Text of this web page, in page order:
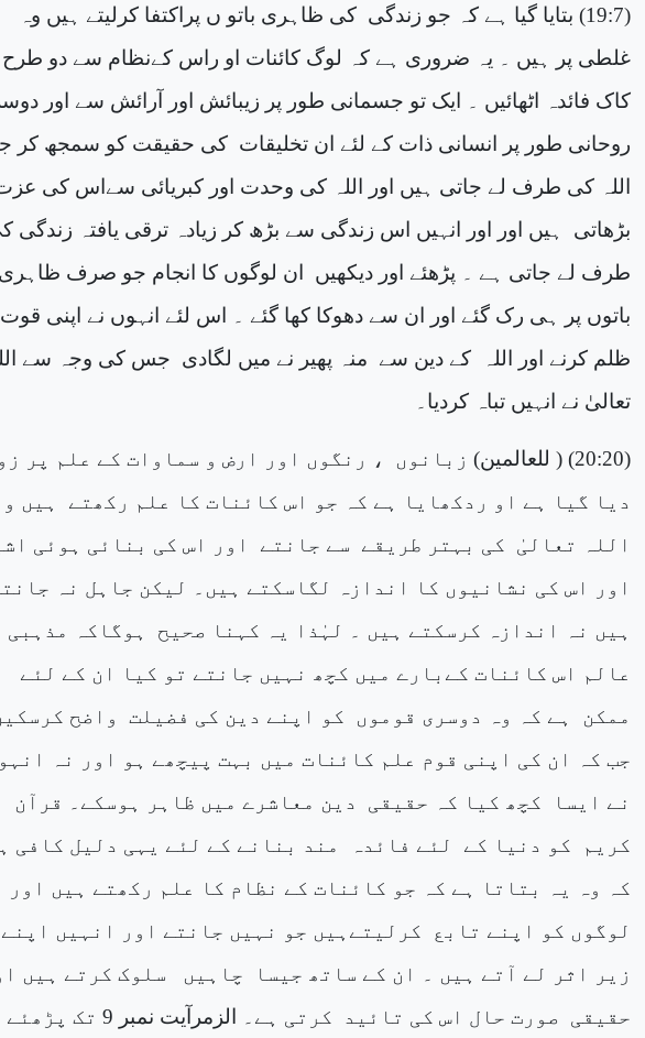
(19:7) بتایا گیا ہے کہ جو زندگی
کی ظاہری باتو ں پراکتفا کرلیتے ہیں وہ
غلطی پر ہیں ۔ یہ ضروری ہے کہ لوگ کائنات او راس کےنظام سے دو طرح
کاک فائدہ اٹھائیں ۔ ایک تو جسمانی طور پر زیبائش اور آرائش سے اور
روحانی طور پر انسانی ذات کے لئے ان تخلیقات کی حقیقت کو سمجھ کر
اللہ کی طرف لے جاتی ہیں اور اللہ کی وحدت اور کبریائی سےاس کی
بڑھاتی
ہیں اور اور انہیں اس زندگی سے بڑھ کر زیادہ ترقی یافتہ زندگی
طرف لے جاتی ہے ۔ پڑھئے اور دیکھیں ان لوگوں کا انجام جو صرف ظاہری
باتوں پر ہی رک گئے اور ان سے دھوکا کھا گئے ۔ اس لئے انہوں نے اپنی قوت
ظلم کرنے اور اللہ
کے دین سے منہ پھیر نے میں لگادی جس کی وجہ سے
تعالیٰ نے انہیں تباہ کردیا۔
(20:20) ( للعالمین) زبانوں
، رنگوں اور ارض و سماوات کے علم پر
دیا گیا ہے او ردکھایا ہے کہ جو اس کائنات کا علم رکھتے
ہیں
اللہ تعالیٰ
کی بہتر طریقے سے جانتے
اور اس کی بنائی ہوئی
اور اس کی نشانیوں کا اندازہ لگاسکتے ہیں۔ لیکن جاہل نہ
ہیں نہ اندازہ کرسکتے ہیں ۔ لہٰذا یہ کہنا صحیح
ہوگاکہ مذہبی
عالم اس کائنات کےبارے میں کچھ نہیں جانتے تو کیا ان کے لئے
ممکن
ہے کہ وہ دوسری قوموں کو اپنے دین کی فضیلت
واضح
جب کہ ان کی اپنی قوم علم کائنات میں بہت پیچھے ہو اور نہ
نے ایسا
کچھ کیا کہ حقیقی
دین معاشرے میں ظاہر ہوسکے۔ قرآن
کریم
کو دنیا کے لئے فائدہ
مند بنانے کے لئے یہی دلیل کافی
کہ وہ یہ بتاتا ہے کہ جو کائنات کے نظام کا علم رکھتے ہیں اور
لوگوں کو اپنے تابع
کرلیتےہیں جو نہیں جانتے اور انہیں اپنے
زیر اثر لے آتے ہیں ۔ ان کے ساتھ جیسا
چاہیں
سلوک کرتے ہیں
حقیقی
صورت حال اس کی تائید کرتی ہے۔ الزمر آیت نمبر 9 تک پڑھئے ۔